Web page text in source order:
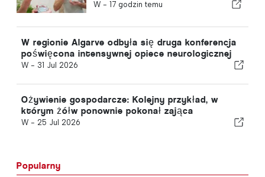
na organizm
W - 17 godzin temu
W regionie Algarve odbyła się druga konferencja
poświęcona intensywnej opiece neurologicznej
W - 31 Jul 2026
Ożywienie gospodarcze: Kolejny przykład, w
którym żółw ponownie pokonał zająca
W - 25 Jul 2026
Popularny